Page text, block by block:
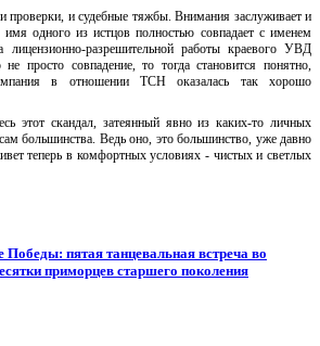
проверки, и судебные тяжбы. Внимания заслуживает и
одного из истцов полностью совпадает с именем
лицензионно-разрешительной работы краевого УВД
не просто совпадение, то тогдастановится понятно,
в отношении ТСН оказалась так хорошо
этот скандал, затеянный явно из каких-то личных
большинства. Ведь оно, это большинство, уже давно
теперь в комфортных условиях - чистых и светлых
Победы: пятая танцевальная встреча во
приморцев старшего поколения